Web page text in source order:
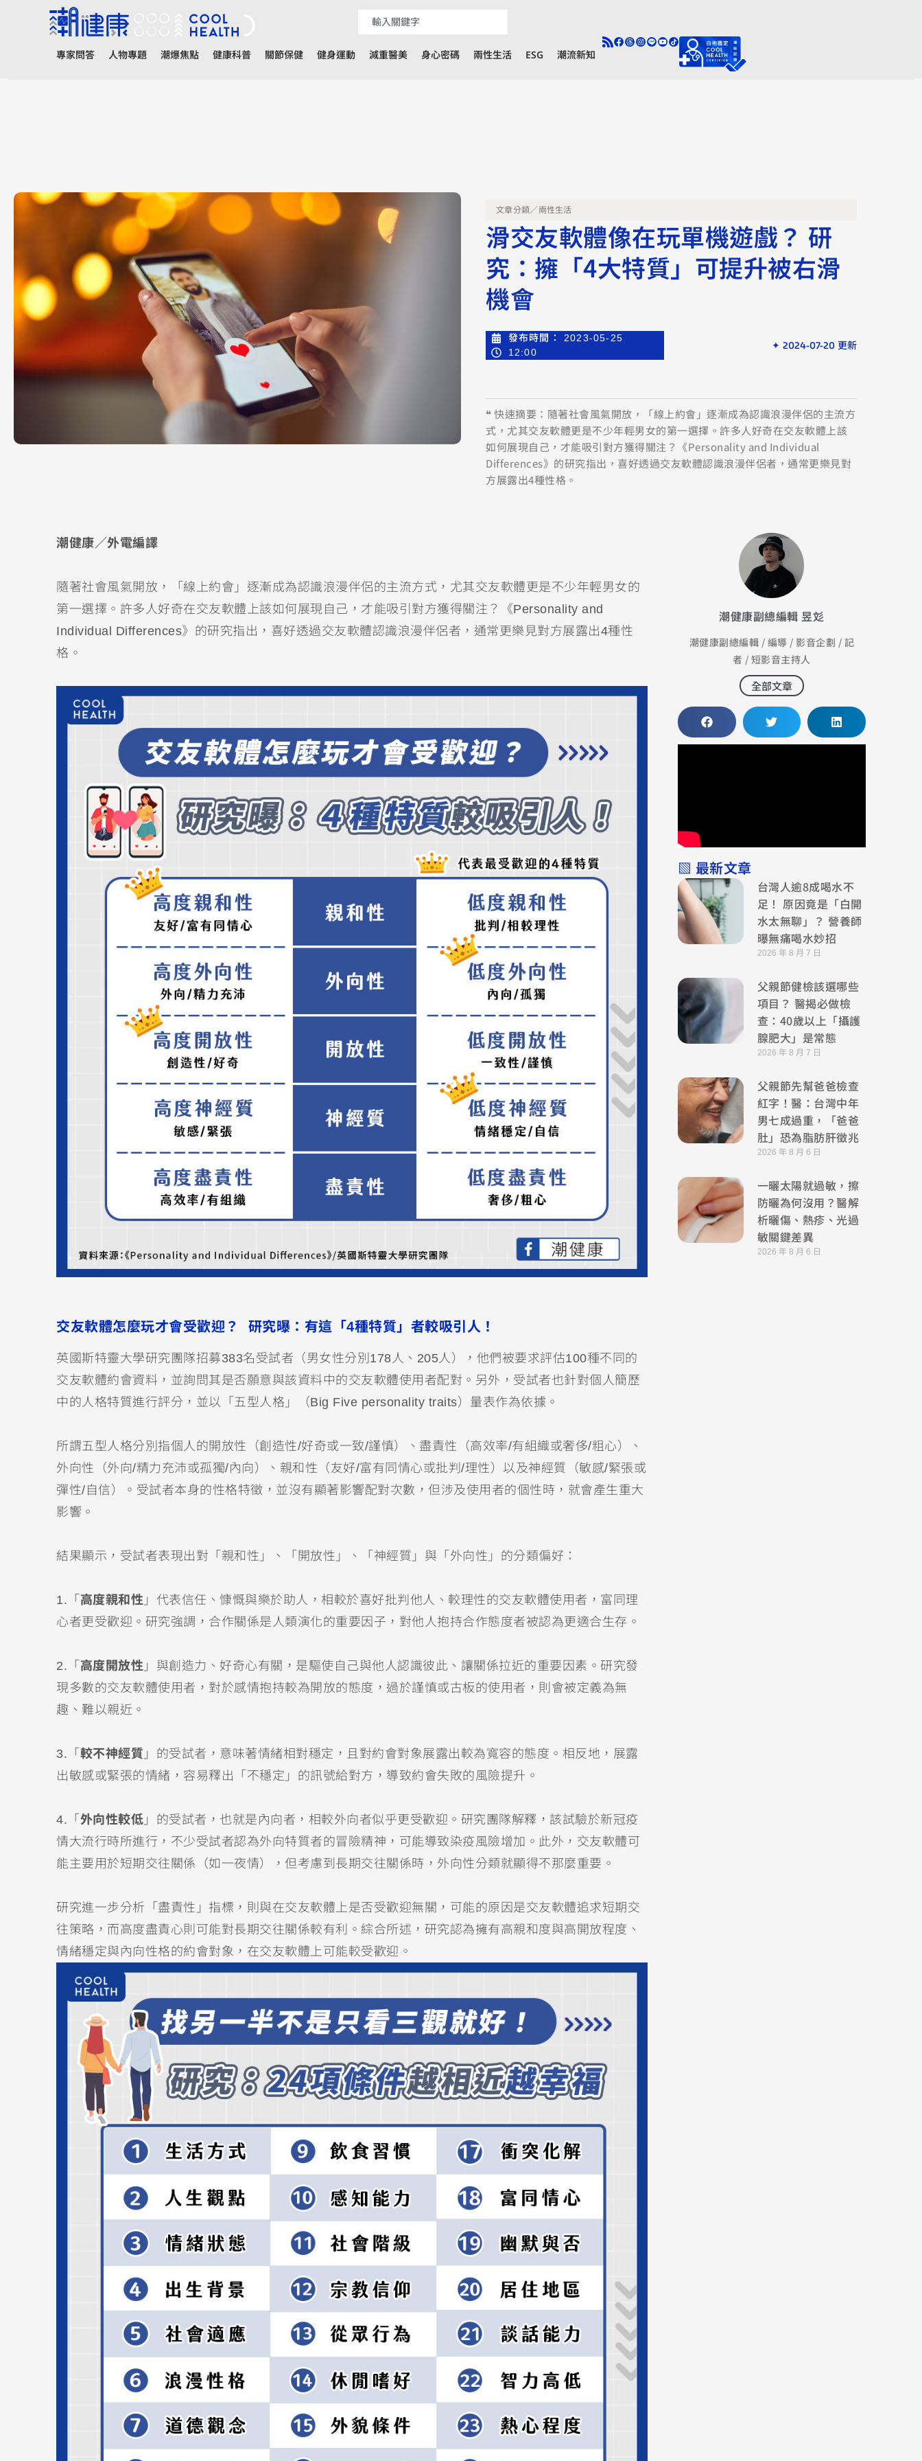
專家問答 人物專題 潮爆焦點 健康科普 關節保健 健身運動 減重醫美 身心密碼 兩性生活 ESG 潮流新知
文章分類／ 兩性生活
滑交友軟體像在玩單機遊戲？ 研
究：擁「4大特質」可提升被右滑
機會
發布時間：
2023-05-25
12:00
✦ 2024-07-20 更新
❝ 快速摘要：隨著社會風氣開放，「線上約會」逐漸成為認識浪漫伴侶的主流方
式，尤其交友軟體更是不少年輕男女的第一選擇。許多人好奇在交友軟體上該
如何展現自己，才能吸引對方獲得關注？《Personality and Individual
Differences》的研究指出，喜好透過交友軟體認識浪漫伴侶者，通常更樂見對
方展露出4種性格。
潮健康／外電編譯
隨著社會風氣開放，「線上約會」逐漸成為認識浪漫伴侶的主流方式，尤其交友軟體更是不少年輕男女的
第一選擇。許多人好奇在交友軟體上該如何展現自己，才能吸引對方獲得關注？《Personality and
Individual Differences》的研究指出，喜好透過交友軟體認識浪漫伴侶者，通常更樂見對方展露出4種性
格。
交友軟體怎麼玩才會受歡迎？ 研究曝：有這「4種特質」者較吸引人！
英國斯特靈大學研究團隊招募383名受試者（男女性分別178人、205人），他們被要求評估100種不同的
交友軟體約會資料，並詢問其是否願意與該資料中的交友軟體使用者配對。另外，受試者也針對個人簡歷
中的人格特質進行評分，並以「五型人格」（Big Five personality traits）量表作為依據。
所謂五型人格分別指個人的開放性（創造性/好奇或一致/謹慎）、盡責性（高效率/有組織或奢侈/粗心）、
外向性（外向/精力充沛或孤獨/內向）、親和性（友好/富有同情心或批判/理性）以及神經質（敏感/緊張或
彈性/自信）。受試者本身的性格特徵，並沒有顯著影響配對次數，但涉及使用者的個性時，就會產生重大
影響。
結果顯示，受試者表現出對「親和性」、「開放性」、「神經質」與「外向性」的分類偏好：
1.「 高度親和性 」代表信任、慷慨與樂於助人，相較於喜好批判他人、較理性的交友軟體使用者，富同理
心者更受歡迎。研究強調，合作關係是人類演化的重要因子，對他人抱持合作態度者被認為更適合生存。
2.「 高度開放性 」與創造力、好奇心有關，是驅使自己與他人認識彼此、讓關係拉近的重要因素。研究發
現多數的交友軟體使用者，對於感情抱持較為開放的態度，過於謹慎或古板的使用者，則會被定義為無
趣、難以親近。
3.「 較不神經質 」的受試者，意味著情緒相對穩定，且對約會對象展露出較為寬容的態度。相反地，展露
出敏感或緊張的情緒，容易釋出「不穩定」的訊號給對方，導致約會失敗的風險提升。
4.「 外向性較低 」的受試者，也就是內向者，相較外向者似乎更受歡迎。研究團隊解釋，該試驗於新冠疫
情大流行時所進行，不少受試者認為外向特質者的冒險精神，可能導致染疫風險增加。此外，交友軟體可
能主要用於短期交往關係（如一夜情），但考慮到長期交往關係時，外向性分類就顯得不那麼重要。
研究進一步分析「盡責性」指標，則與在交友軟體上是否受歡迎無關，可能的原因是交友軟體追求短期交
往策略，而高度盡責心則可能對長期交往關係較有利。綜合所述，研究認為擁有高親和度與高開放程度、
情緒穩定與內向性格的約會對象，在交友軟體上可能較受歡迎。
潮健康副總編輯 昱彣
潮健康副總編輯 / 編導 / 影音企劃 / 記
者 / 短影音主持人
全部文章
▧ 最新文章
台灣人逾8成喝水不
足！ 原因竟是「白開
水太無聊」？ 營養師
曝無痛喝水妙招
2026 年 8 月 7 日
父親節健檢該選哪些
項目？ 醫揭必做檢
查：40歲以上「攝護
腺肥大」是常態
2026 年 8 月 7 日
父親節先幫爸爸檢查
紅字！醫：台灣中年
男七成過重，「爸爸
肚」恐為脂肪肝徵兆
2026 年 8 月 6 日
一曬太陽就過敏，擦
防曬為何沒用？醫解
析曬傷、熱疹、光過
敏關鍵差異
2026 年 8 月 6 日